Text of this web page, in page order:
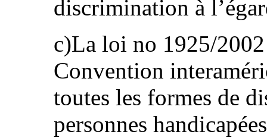
discrimination à
c)La loi no 1925/
Convention
toutes les formes de
personnes